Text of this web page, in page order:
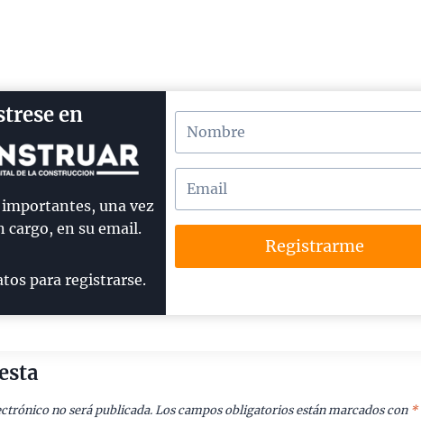
en
una vez
cargo, en su email.
para registrarse.
Registrarme
no será publicada. Los campos obligatorios están marcados con *